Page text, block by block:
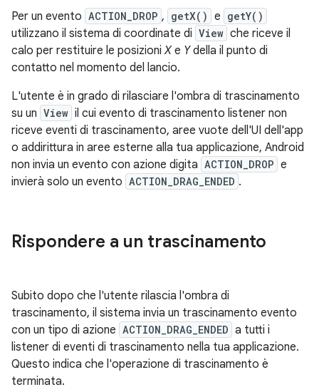
Per un evento ACTION_DROP , getX() e getY()
utilizzano il sistema di coordinate di View che riceve il
calo per restituire le posizioniXe Ydella il punto di
contatto nel momento del lancio.
L'utente è in grado di rilasciare l'ombra di trascinamento
su un View il cui evento di trascinamento listener non
riceve eventi di trascinamento, aree vuote dell'UI dell'app
o addirittura in aree esterne alla tua applicazione, Android
non invia un evento con azione digita ACTION_DROP e
invierà solo un evento ACTION_DRAG_ENDED .
Rispondere a un trascinamento
Subito dopo che l'utente rilascia l'ombra di
trascinamento, il sistema invia un trascinamento evento
con un tipo di azione ACTION_DRAG_ENDED a tutti i
listener di eventi di trascinamento nella tua applicazione.
Questo indica che l'operazione di trascinamento è
terminata.